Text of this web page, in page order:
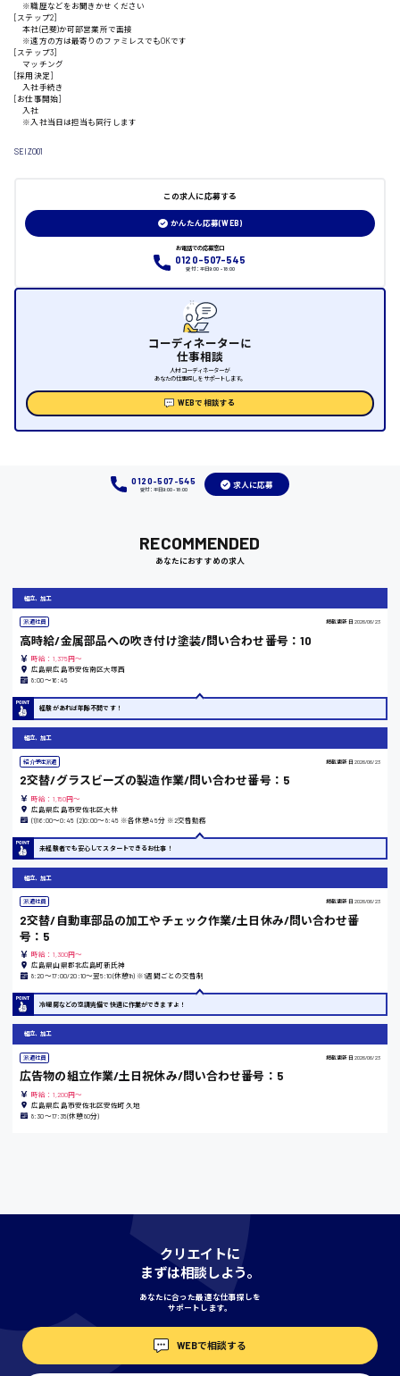
山口県
大竹市
福岡県
大阪府
竹原市
熊本県
東京都
島根県
愛知県
日給制すべて
月給制すべて
時給1000円～
時給1300円〜
時給1200円〜
時給1100円〜
※職歴などをお聞きかせください
[ステップ2]
本社(己斐)か可部営業所で面接
※遠方の方は最寄りのファミレスでもOKです
[ステップ3]
マッチング
[採用決定]
入社手続き
[お仕事開始]
入社
※入社当日は担当も同行します
SEIZO01
この求人に応募する
かんたん応募(WEB)
お電話での応募窓口
0120-507-545
受付：平日9:00 - 18:00
コーディネーターに
仕事相談
人材コーディネーターが
あなたの仕事探しをサポートします。
WEBで相談する
0120-507-545
受付：平日9:00 - 18:00
求人に応募
RECOMMENDED
あなたにおすすめの求人
組立、加工
派遣社員 掲載更新日 2026/06/23
高時給/金属部品への吹き付け塗装/問い合わせ番号：10
時給：1,375円～
広島県広島市安佐南区大塚西
8:00〜16:45
経験があれば年齢不問です！
組立、加工
紹介予定派遣 掲載更新日 2026/06/23
2交替/グラスビーズの製造作業/問い合わせ番号：5
時給：1,150円～
広島県広島市安佐北区大林
(1)16:00〜0:45 (2)0:00〜8:45 ※各休憩45分 ※2交替勤務
未経験者でも安心してスタートできるお仕事！
組立、加工
派遣社員 掲載更新日 2026/06/23
2交替/自動車部品の加工やチェック作業/土日休み/問い合わせ番
号：5
時給：1,300円～
広島県山県郡北広島町新氏神
8:20〜17:00/20:10〜翌5:10(休憩1h) ※1週間ごとの交替制
冷暖房などの空調完備で快適に作業ができますよ！
組立、加工
派遣社員 掲載更新日 2026/06/23
広告物の組立作業/土日祝休み/問い合わせ番号：5
時給：1,200円～
広島県広島市安佐北区安佐町久地
8:30〜17:35(休憩80分)
クリエイトに
まずは相談しよう。
あなたに合った最適な仕事探しを
サポートします。
WEBで相談する